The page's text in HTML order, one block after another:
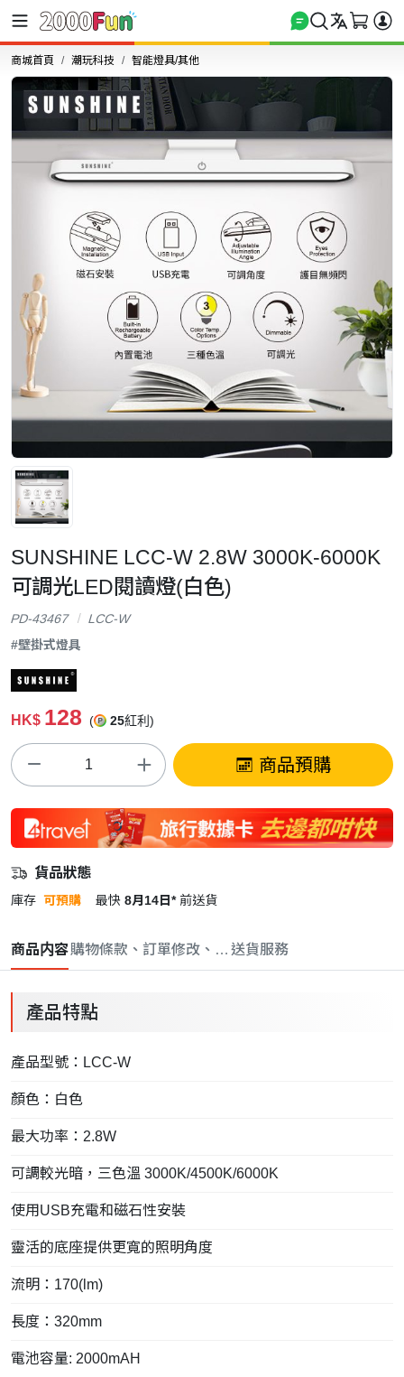
商城首頁 潮玩科技 智能燈具/其他
SUNSHINE LCC-W 2.8W 3000K-6000K
可調光LED閱讀燈(白色)
PD-43467
LCC-W
#壁掛式燈具
HK$ 128 ( 25紅利)
商品預購
貨品狀態
庫存 可預購 最快 8月14日* 前送貨
商品内容購物條款、訂單修改、取消與退款政策
送貨服務
產品特點
產品型號：LCC-W
顏色：白色
最大功率：2.8W
可調較光暗，三色溫 3000K/4500K/6000K
使用USB充電和磁石性安裝
靈活的底座提供更寬的照明角度
流明：170(lm)
長度：320mm
電池容量: 2000mAH